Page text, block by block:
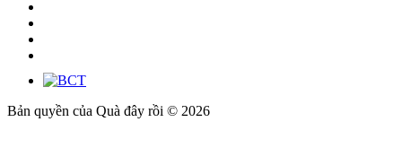
Bản quyền của Quà đây rồi © 2026